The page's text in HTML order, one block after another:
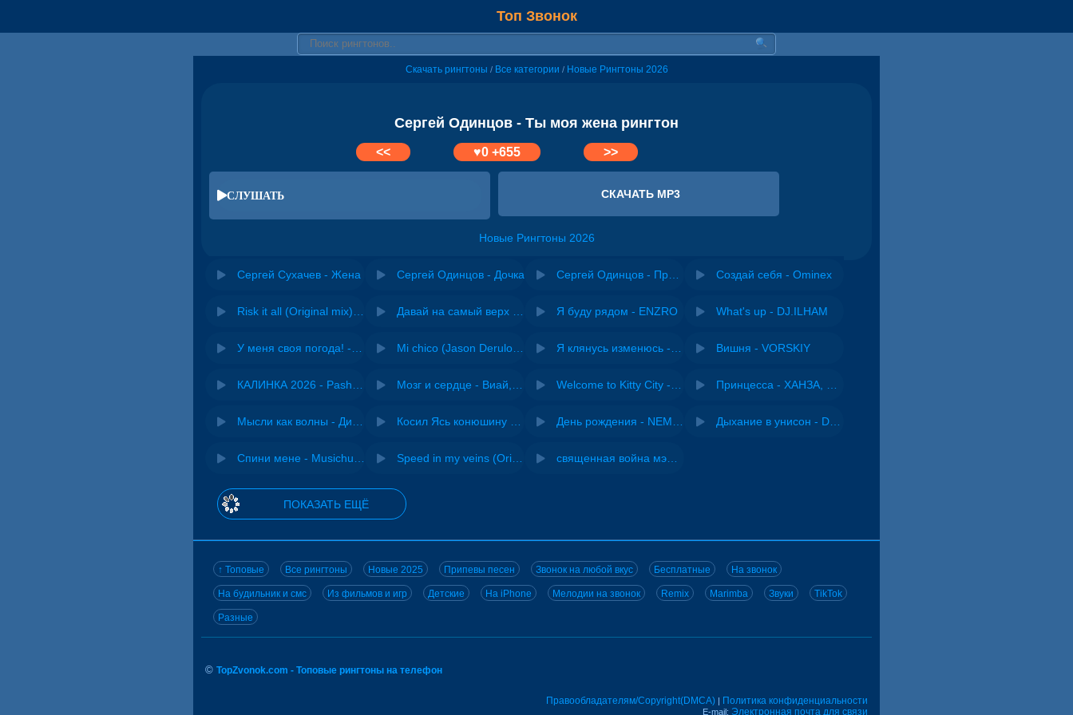
Топ Звонок
Скачать рингтоны / Все категории / Новые Рингтоны 2026
Сергей Одинцов - Ты моя жена рингтон
<< ♥0+655 >>
СЛУШАТЬ СКАЧАТЬ MP3
Новые Рингтоны 2026
Сергей Сухачев - Жена Сергей Одинцов - Дочка Создай себя - Ominex
Я буду рядом - ENZRO What's up - DJ.ILHAM
Вишня - VORSKIY
ПОКАЗАТЬ ЕЩЁ
↑ Топовые Все рингтоны Новые 2025 Припевы песен Звонок на любой вкус Бесплатные На звонок
На будильник и смс Из фильмов и игр Детские На iPhone Мелодии на звонок Remix Marimba Звуки TikTok
Разные
© TopZvonok.com - Топовые рингтоны на телефон
Правообладателям/Copyright(DMCA) | Политика конфиденциальности
E-mail: Электронная почта для связи